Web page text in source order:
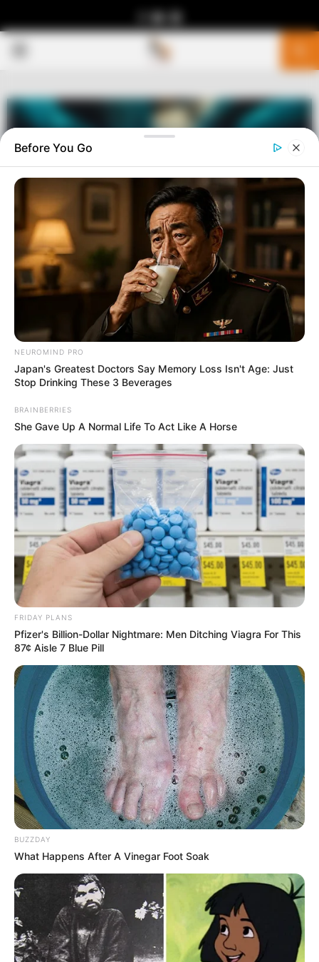
MENU
Αγαπητοί αναγνώστες. Ζητάμε ταπεινά την υποστήριξη σας.
Η γενναιοδωρία σας διασφαλίζει ότι μπορούμε να
διατηρήσουμε το φως στις αλήθειες που έχουν σημασία.
Βασιζόμαστε σε εσάς. Υποστήριξέ μας σήμερα και βοήθησέ
“DONATE” παραπάνω.. Εναλλακτικά υπάρχει λογαριασμός
στην Εθνική με IBAN GR9501104880000048834149733
ΑΠΟΨΕΙΣ
Η ΣΗΜΑΝΤΙΚΗ ΔΙΑΦΟΡΑ ΜΕΤΑΞΥ
ΟΣΩΝ ΕΙΝΑΙ ΘΕΤΙΚΟΙ ΣΤΟΝ
ΕΜΒΟΛΙΑΣΜΟ ΜΕ ΑΥΤΟΥΣ ΠΟΥ ΕΙΝΑΙ
ΑΡΝΗΤΙΚΟΙ.
ΑπόΝΙΚΟΛΑΟΣ ΑΝΑΞΙΜΑΝΔΡΟΣ
Παρασκευή, 23 Ιουλίου 2021, 19:46
0
Before You Go
NEUROMIND PRO
Japan's Greatest Doctors Say Memory Loss Isn't Age: Just
Stop Drinking These 3 Beverages
BRAINBERRIES
She Gave Up A Normal Life To Act Like A Horse
FRIDAY PLANS
Pfizer's Billion-Dollar Nightmare: Men Ditching Viagra For This
87¢ Aisle 7 Blue Pill
BUZZDAY
What Happens After A Vinegar Foot Soak